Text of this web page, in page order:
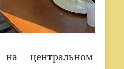
центральном